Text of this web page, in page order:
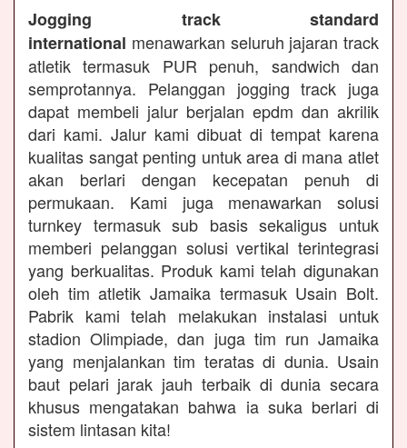
Jogging track standard
international menawarkan seluruh jajaran track
atletik termasuk PUR penuh, sandwich dan
semprotannya. Pelanggan jogging track juga
dapat membeli jalur berjalan epdm dan akrilik
dari kami. Jalur kami dibuat di tempat karena
kualitas sangat penting untuk area di mana atlet
akan berlari dengan kecepatan penuh di
permukaan. Kami juga menawarkan solusi
turnkey termasuk sub basis sekaligus untuk
memberi pelanggan solusi vertikal terintegrasi
yang berkualitas. Produk kami telah digunakan
oleh tim atletik Jamaika termasuk Usain Bolt.
Pabrik kami telah melakukan instalasi untuk
stadion Olimpiade, dan juga tim run Jamaika
yang menjalankan tim teratas di dunia. Usain
baut pelari jarak jauh terbaik di dunia secara
khusus mengatakan bahwa ia suka berlari di
sistem lintasan kita!